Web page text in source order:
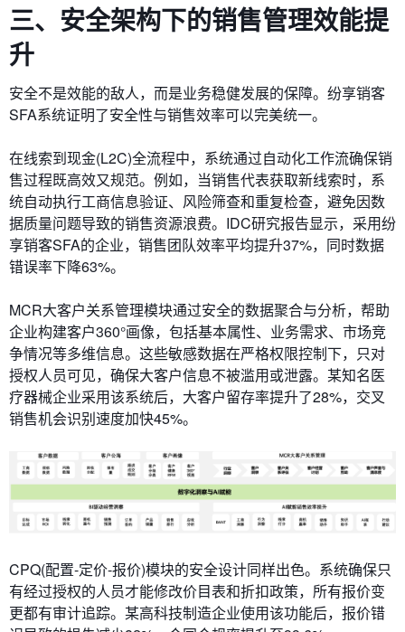
三、安全架构下的销售管理效能提
升
安全不是效能的敌人，而是业务稳健发展的保障。纷享销客
SFA系统证明了安全性与销售效率可以完美统一。
在​​线索到现金(L2C)全流程​​中，系统通过自动化工作流确保销
售过程既高效又规范。例如，当销售代表获取新线索时，系
统自动执行工商信息验证、风险筛查和重复检查，避免因数
据质量问题导致的销售资源浪费。IDC研究报告显示，采用纷
享销客SFA的企业，销售团队效率平均提升37%，同时数据
错误率下降63%。
​​MCR大客户关系管理​​模块通过安全的数据聚合与分析，帮助
企业构建客户360°画像，包括基本属性、业务需求、市场竞
争情况等多维信息。这些敏感数据在严格权限控制下，只对
授权人员可见，确保大客户信息不被滥用或泄露。某知名医
疗器械企业采用该系统后，大客户留存率提升了28%，交叉
销售机会识别速度加快45%。
CPQ(配置-定价-报价)模块的安全设计同样出色。系统确保只
有经过授权的人员才能修改价目表和折扣政策，所有报价变
更都有审计追踪。某高科技制造企业使用该功能后，报价错